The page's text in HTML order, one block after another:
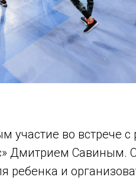
участие во встрече с
Дмитрием Савиным.
ребенка и